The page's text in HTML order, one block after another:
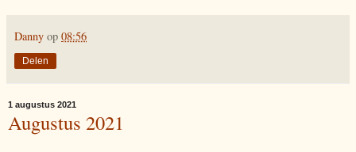
Danny op 08:56
Delen
1 augustus 2021
Augustus 2021